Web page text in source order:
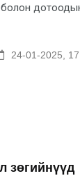
дотоодын
24-01-2025,